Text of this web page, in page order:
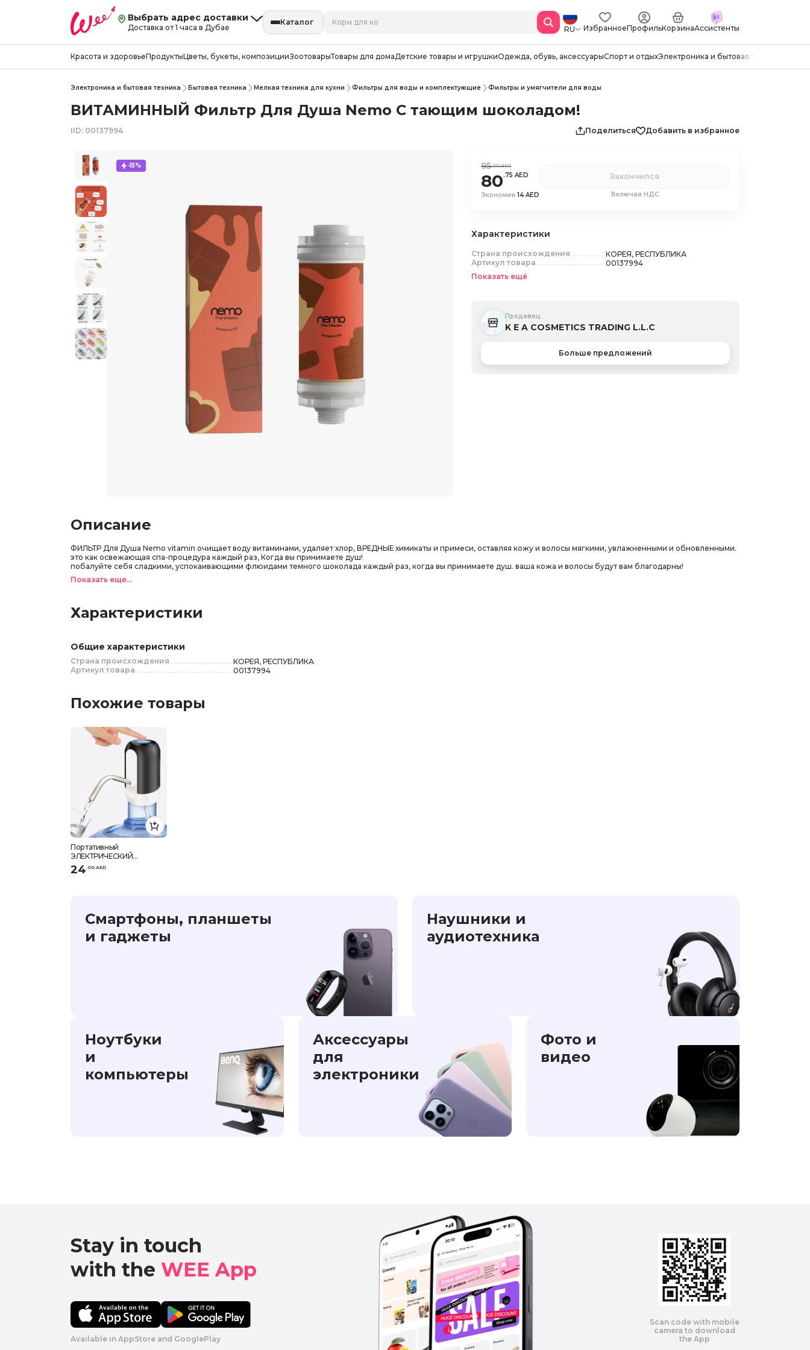
Выбрать адрес доставки
Доставка от 1 часа в Дубае
Каталог
RU
ИзбранноеПрофильКорзинаАссистенты
Красота и здоровьеПродуктыЦветы, букеты, композицииЗоотоварыТовары для домаДетские товары и игрушкиОдежда, обувь, аксессуарыСпорт и отдыхЭлектроника и бытовая техника
Электроника и бытовая техника Бытовая техника Мелкая техника для кухни Фильтры для воды и комплектующие Фильтры и умягчители для воды
ВИТАМИННЫЙ Фильтр Для Душа Nemo С тающим шоколадом!
IID: 00137994 Поделиться Добавить в избранное
-15% 95.00 AED
80.75 AED
Экономия 14 AED
Закончился
Включая НДС
Характеристики
Страна происхождения
КОРЕЯ, РЕСПУБЛИКА
Артикул товара
00137994
Показать ещё
Продавец
K E A COSMETICS TRADING L.L.C
Больше предложений
Описание
ФИЛЬТР Для Душа Nemo vitamin очищает воду витаминами, удаляет хлор, ВРЕДНЫЕ химикаты и примеси, оставляя кожу и волосы мягкими, увлажненными и обновленными.
это как освежающая спа-процедура каждый раз, Когда вы принимаете душ!
побалуйте себя сладкими, успокаивающими флюидами темного шоколада каждый раз, когда вы принимаете душ. ваша кожа и волосы будут вам благодарны!
Показать еще...
Характеристики
Общие характеристики
Страна происхождения
КОРЕЯ, РЕСПУБЛИКА
Артикул товара
00137994
Похожие товары
Портативный
ЭЛЕКТРИЧЕСКИЙ
Диспенсер Для Воды С
USB-АККУМУЛЯТОРОМ -
24.00 AED
Смартфоны, планшеты
и гаджеты
Наушники и
аудиотехника
Ноутбуки
и
компьютеры
Аксессуары
для
электроники
Фото и
видео
Stay in touch
with the WEE App
Available in AppStore and GooglePlay
Scan code with mobile
camera to download
the App